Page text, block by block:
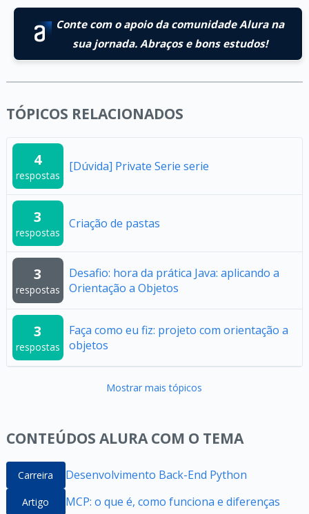
Conte com o apoio da comunidade Alura na
sua jornada. Abraços e bons estudos!
TÓPICOS RELACIONADOS
4
respostas
[Dúvida] Private Serie serie
3
respostas
Criação de pastas
3
respostas
Desafio: hora da prática Java: aplicando a
Orientação a Objetos
3
respostas
Faça como eu fiz: projeto com orientação a
objetos
Mostrar mais tópicos
CONTEÚDOS ALURA COM O TEMA
Carreira Desenvolvimento Back-End Python
Artigo MCP: o que é, como funciona e diferenças